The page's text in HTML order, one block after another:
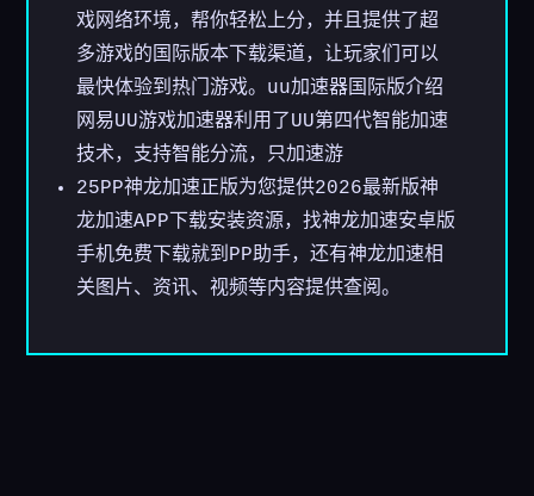
戏网络环境，帮你轻松上分，并且提供了超
多游戏的国际版本下载渠道，让玩家们可以
最快体验到热门游戏。uu加速器国际版介绍
网易UU游戏加速器利用了UU第四代智能加速
技术，支持智能分流，只加速游
25PP神龙加速正版为您提供2026最新版神
龙加速APP下载安装资源，找神龙加速安卓版
手机免费下载就到PP助手，还有神龙加速相
关图片、资讯、视频等内容提供查阅。